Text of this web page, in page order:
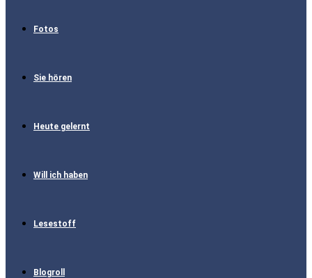
Fotos
Sie hören
Heute gelernt
Will ich haben
Lesestoff
Blogroll